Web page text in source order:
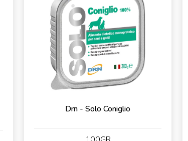
Drn - Solo Coniglio